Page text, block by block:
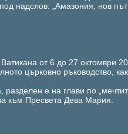
надслов: „Амазония, нов
от 6 до 27 октомври
църковно ръководство,
е на глави по
към Пресвета Дева Мария.